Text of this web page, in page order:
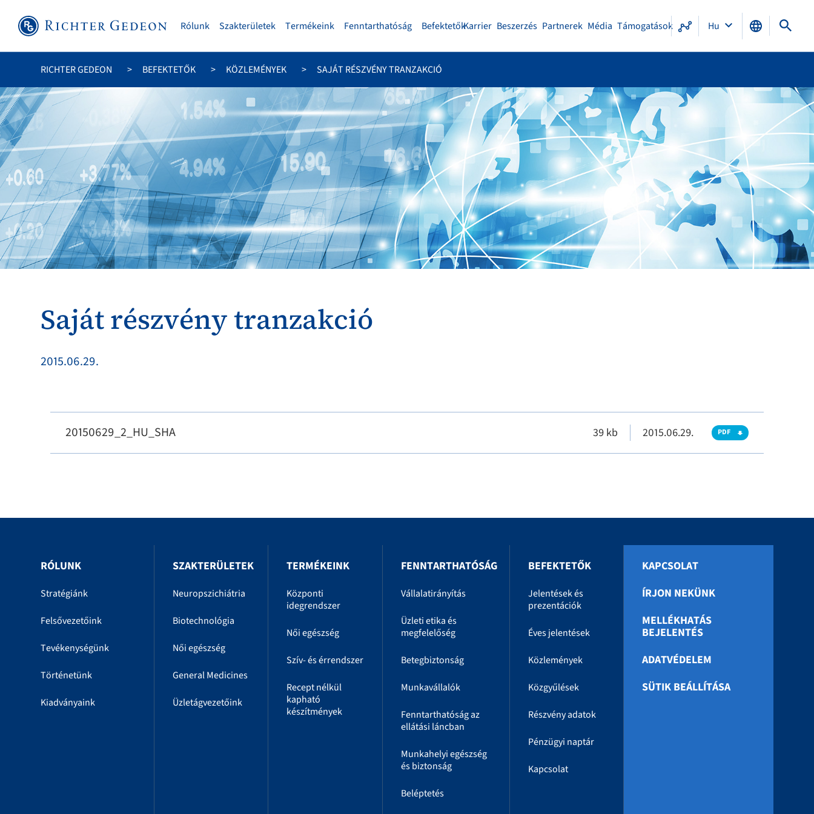
Rólunk Szakterületek Termékeink Fenntarthatóság BefektetőkKarrier Beszerzés Partnerek Média Támogatások Hu
RICHTER GEDEON BEFEKTETŐK KÖZLEMÉNYEK SAJÁT RÉSZVÉNY TRANZAKCIÓ
Saját részvény tranzakció
2015.06.29.
20150629_2_HU_SHA 39 kb 2015.06.29. PDF
RÓLUNK
Stratégiánk
Felsővezetőink
Tevékenységünk
Történetünk
Kiadványaink
SZAKTERÜLETEK
Neuropszichiátria
Biotechnológia
Női egészség
General Medicines
Üzletágvezetőink
TERMÉKEINK
Központi
idegrendszer
Női egészség
Szív- és érrendszer
Recept nélkül
kapható
készítmények
FENNTARTHATÓSÁG
Vállalatirányítás
Üzleti etika és
megfelelőség
Betegbiztonság
Munkavállalók
Fenntarthatóság az
ellátási láncban
Munkahelyi egészség
és biztonság
Beléptetés
BEFEKTETŐK
Jelentések és
prezentációk
Éves jelentések
Közlemények
Közgyűlések
Részvény adatok
Pénzügyi naptár
Kapcsolat
KAPCSOLAT
ÍRJON NEKÜNK
MELLÉKHATÁS
BEJELENTÉS
ADATVÉDELEM
SÜTIK BEÁLLÍTÁSA